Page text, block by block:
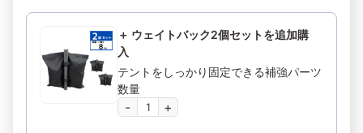
＋ ウェイトバック2個セットを追加購
入
テントをしっかり固定できる補強パーツ
数量